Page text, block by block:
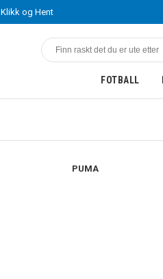
Klikk og Hent
FOTBALL
PUMA